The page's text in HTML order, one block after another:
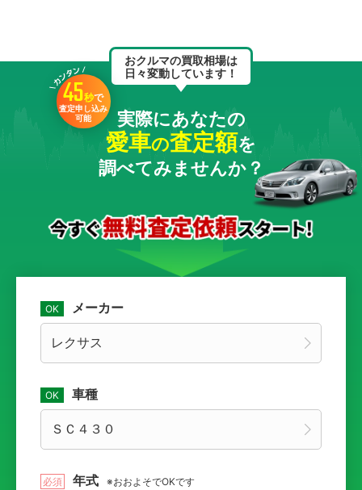
おクルマの買取相場は
日々変動しています！
45秒で
査定申し込み
可能
実際にあなたの
愛車の査定額を
調べてみませんか？
メーカー
車種
年式 ※おおよそでOKです